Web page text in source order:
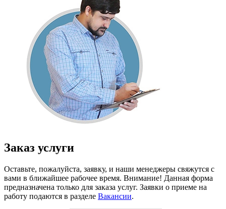
Заказ услуги
Оставьте, пожалуйста, заявку, и наши менеджеры свяжутся с
вами в ближайшее рабочее время. Внимание! Данная форма
предназначена только для заказа услуг. Заявки о приеме на
работу подаются в разделе Вакансии.